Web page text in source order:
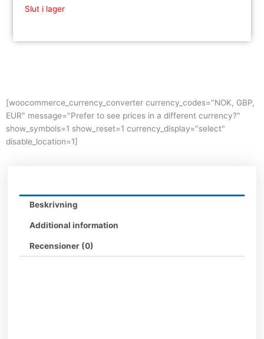
Slut i lager
[woocommerce_currency_converter currency_codes="NOK, GBP,
EUR" message="Prefer to see prices in a different currency?"
show_symbols=1 show_reset=1 currency_display="select"
disable_location=1]
Beskrivning
Additional information
Recensioner (0)